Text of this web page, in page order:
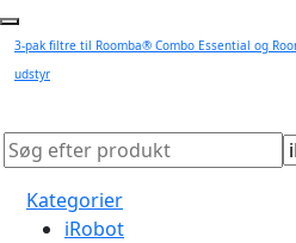
3-pak filtre til Roomba® Combo Essential og
udstyr
Kategorier
iRobot